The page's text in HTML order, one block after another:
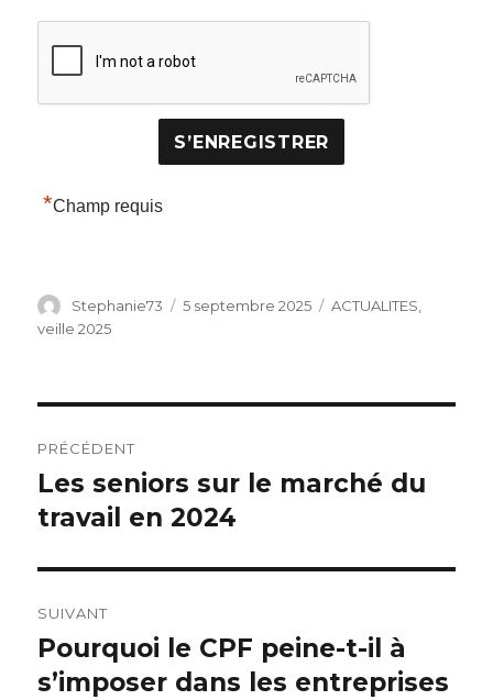
*Champ requis
Auteur
Stephanie73
Publié
5 septembre 2025 Catégories
ACTUALITES
veille 2025
de
l’article
PRÉCÉDENT
Publication
précédente :
Les seniors sur le marché du
travail en 2024
SUIVANT
Publication
suivante :
Pourquoi le CPF peine-t-il à
s’imposer dans les entreprises